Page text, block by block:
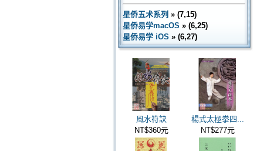
星侨五术系列 » (7,15)
星侨易学macOS » (6,25)
星侨易学 iOS » (6,27)
風水符訣
NT$360元
楊式太極拳四...
NT$277元